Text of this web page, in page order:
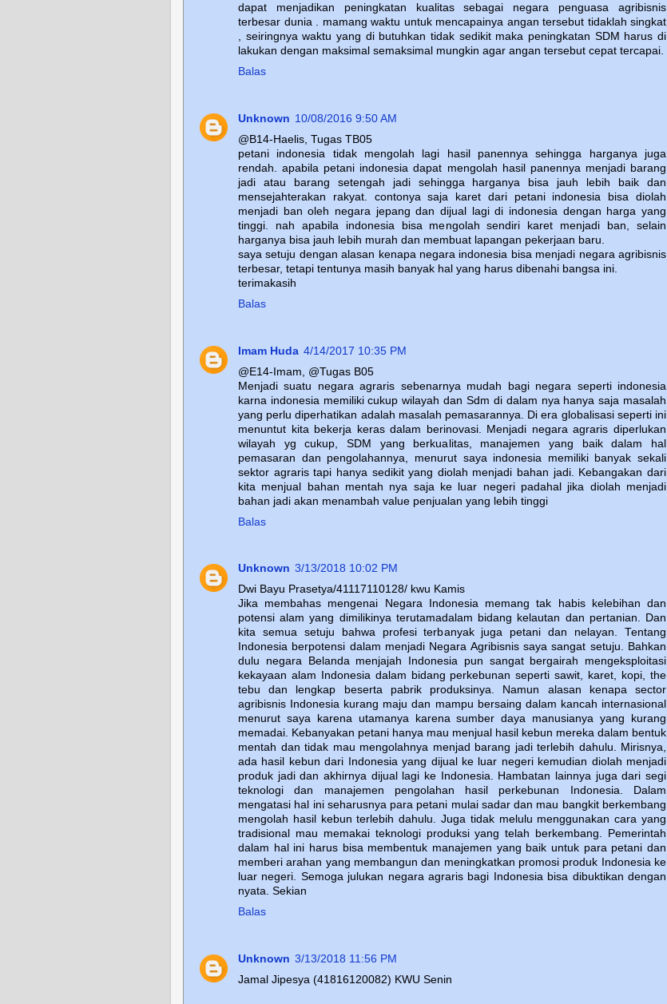
dapat menjadikan peningkatan kualitas sebagai negara penguasa agribisnis
terbesar dunia . mamang waktu untuk mencapainya angan tersebut tidaklah singkat
, seiringnya waktu yang di butuhkan tidak sedikit maka peningkatan SDM harus di
lakukan dengan maksimal semaksimal mungkin agar angan tersebut cepat tercapai.
Balas
Unknown 10/08/2016 9:50 AM
@B14-Haelis, Tugas TB05
petani indonesia tidak mengolah lagi hasil panennya sehingga harganya juga
rendah. apabila petani indonesia dapat mengolah hasil panennya menjadi barang
jadi atau barang setengah jadi sehingga harganya bisa jauh lebih baik dan
mensejahterakan rakyat. contonya saja karet dari petani indonesia bisa diolah
menjadi ban oleh negara jepang dan dijual lagi di indonesia dengan harga yang
tinggi. nah apabila indonesia bisa mengolah sendiri karet menjadi ban, selain
harganya bisa jauh lebih murah dan membuat lapangan pekerjaan baru.
saya setuju dengan alasan kenapa negara indonesia bisa menjadi negara agribisnis
terbesar, tetapi tentunya masih banyak hal yang harus dibenahi bangsa ini.
terimakasih
Balas
Imam Huda 4/14/2017 10:35 PM
@E14-Imam, @Tugas B05
Menjadi suatu negara agraris sebenarnya mudah bagi negara seperti indonesia
karna indonesia memiliki cukup wilayah dan Sdm di dalam nya hanya saja masalah
yang perlu diperhatikan adalah masalah pemasarannya. Di era globalisasi seperti ini
menuntut kita bekerja keras dalam berinovasi. Menjadi negara agraris diperlukan
wilayah yg cukup, SDM yang berkualitas, manajemen yang baik dalam hal
pemasaran dan pengolahannya, menurut saya indonesia memiliki banyak sekali
sektor agraris tapi hanya sedikit yang diolah menjadi bahan jadi. Kebangakan dari
kita menjual bahan mentah nya saja ke luar negeri padahal jika diolah menjadi
bahan jadi akan menambah value penjualan yang lebih tinggi
Balas
Unknown 3/13/2018 10:02 PM
Dwi Bayu Prasetya/41117110128/ kwu Kamis
Jika membahas mengenai Negara Indonesia memang tak habis kelebihan dan
potensi alam yang dimilikinya terutamadalam bidang kelautan dan pertanian. Dan
kita semua setuju bahwa profesi terbanyak juga petani dan nelayan. Tentang
Indonesia berpotensi dalam menjadi Negara Agribisnis saya sangat setuju. Bahkan
dulu negara Belanda menjajah Indonesia pun sangat bergairah mengeksploitasi
kekayaan alam Indonesia dalam bidang perkebunan seperti sawit, karet, kopi, the
tebu dan lengkap beserta pabrik produksinya. Namun alasan kenapa sector
agribisnis Indonesia kurang maju dan mampu bersaing dalam kancah internasional
menurut saya karena utamanya karena sumber daya manusianya yang kurang
memadai. Kebanyakan petani hanya mau menjual hasil kebun mereka dalam bentuk
mentah dan tidak mau mengolahnya menjad barang jadi terlebih dahulu. Mirisnya,
ada hasil kebun dari Indonesia yang dijual ke luar negeri kemudian diolah menjadi
produk jadi dan akhirnya dijual lagi ke Indonesia. Hambatan lainnya juga dari segi
teknologi dan manajemen pengolahan hasil perkebunan Indonesia. Dalam
mengatasi hal ini seharusnya para petani mulai sadar dan mau bangkit berkembang
mengolah hasil kebun terlebih dahulu. Juga tidak melulu menggunakan cara yang
tradisional mau memakai teknologi produksi yang telah berkembang. Pemerintah
dalam hal ini harus bisa membentuk manajemen yang baik untuk para petani dan
memberi arahan yang membangun dan meningkatkan promosi produk Indonesia ke
luar negeri. Semoga julukan negara agraris bagi Indonesia bisa dibuktikan dengan
nyata. Sekian
Balas
Unknown 3/13/2018 11:56 PM
Jamal Jipesya (41816120082) KWU Senin